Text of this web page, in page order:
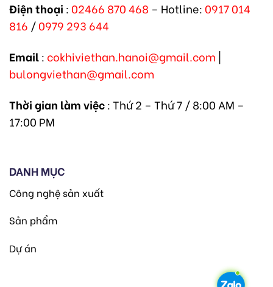
Điện thoại : 02466 870 468 – Hotline: 0917 014
816 /0979 293 644
Email: cokhiviethan.hanoi@gmail.com |
bulongviethan@gmail.com
Thời gian làm việc: Thứ 2 – Thứ 7 / 8:00 AM –
17:00 PM
DANH MỤC
Công nghệ sản xuất
Sản phẩm
Dự án